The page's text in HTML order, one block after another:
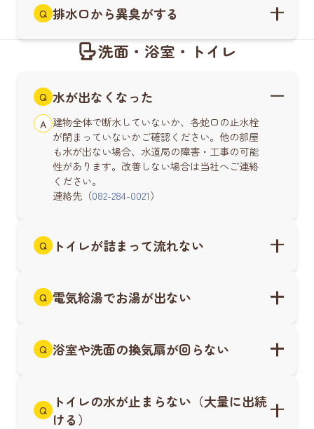
Q 排水口から異臭がする
洗面・浴室・トイレ
Q 水が出なくなった
A 建物全体で断水していないか、各蛇口の止水栓
が閉まっていないかご確認ください。他の部屋
も水が出ない場合、水道局の障害・工事の可能
性があります。改善しない場合は当社へご連絡
ください。
連絡先（082-284-0021）
Q トイレが詰まって流れない
Q 電気給湯でお湯が出ない
Q 浴室や洗面の換気扇が回らない
Q
トイレの水が止まらない（大量に出続
ける）